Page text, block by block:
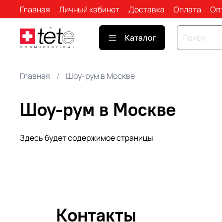
Главная Личный кабинет Доставка Оплата
Каталог
Главная Шоу-рум в Москве
Шоу-рум в Москве
Здесь будет содержимое страницы
Контакты